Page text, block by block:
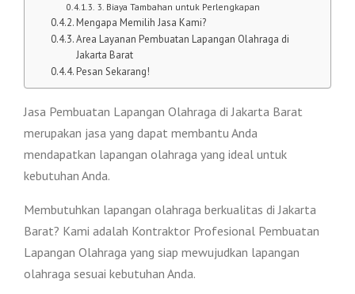
3. Biaya Tambahan untuk Perlengkapan
Mengapa Memilih Jasa Kami?
Area Layanan Pembuatan Lapangan Olahraga di
Jakarta Barat
Pesan Sekarang!
Jasa Pembuatan Lapangan Olahraga di Jakarta Barat
merupakan jasa yang dapat membantu Anda
mendapatkan lapangan olahraga yang ideal untuk
kebutuhan Anda.
Membutuhkan lapangan olahraga berkualitas di Jakarta
Barat? Kami adalah Kontraktor Profesional Pembuatan
Lapangan Olahraga yang siap mewujudkan lapangan
olahraga sesuai kebutuhan Anda.